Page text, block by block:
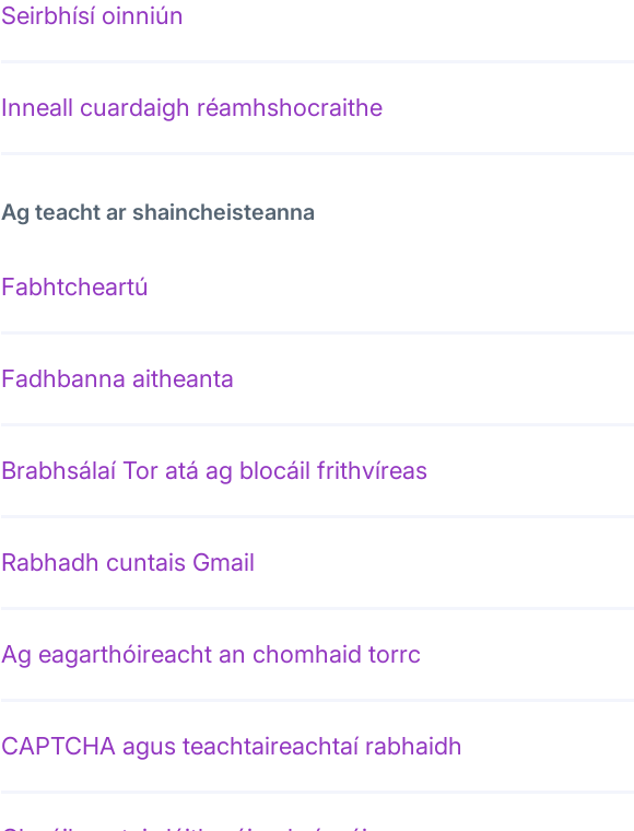
Seirbhísí oinniún
Inneall cuardaigh réamhshocraithe
Ag teacht ar shaincheisteanna
Fabhtcheartú
Fadhbanna aitheanta
Brabhsálaí Tor atá ag blocáil frithvíreas
Rabhadh cuntais Gmail
Ag eagarthóireacht an chomhaid torrc
CAPTCHA agus teachtaireachtaí rabhaidh